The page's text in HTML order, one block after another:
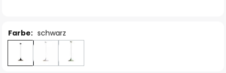
Farbe: schwarz